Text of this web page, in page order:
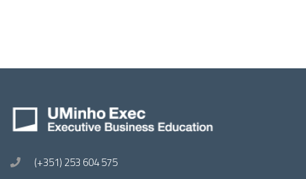
(+351) 253 604 575